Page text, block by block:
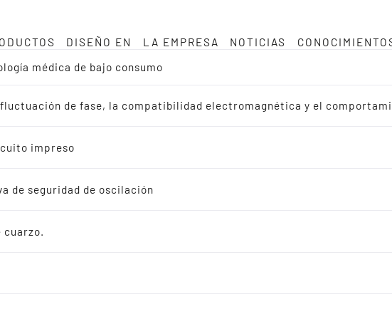
DISEÑO EN
LA EMPRESA
NOTICIAS
médica de bajo consumo
de fase, la compatibilidad electromagnética y el
impreso
de seguridad de oscilación
cuarzo.